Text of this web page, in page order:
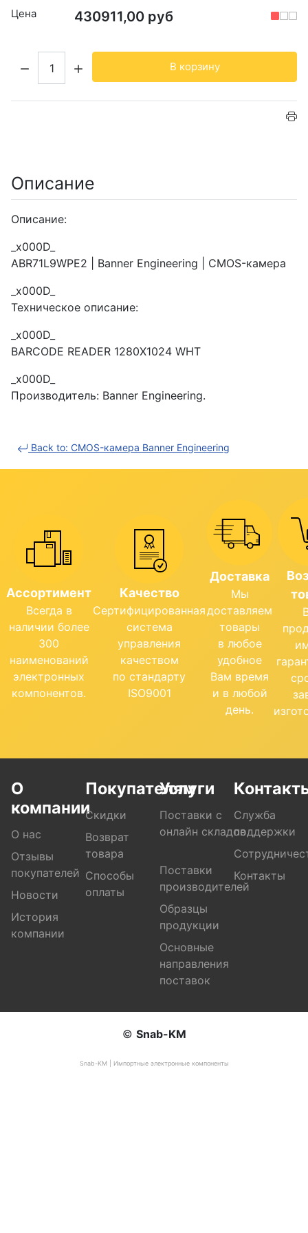
Цена 430911,00 руб
В корзину
Описание
Описание:
_x000D_
ABR71L9WPE2 | Banner Engineering | CMOS-камера
_x000D_
Техническое описание:
_x000D_
BARCODE READER 1280X1024 WHT
_x000D_
Производитель: Banner Engineering.
Back to: CMOS-камера Banner Engineering
Ассортимент
Всегда в
наличии более
300
наименований
электронных
компонентов.
Качество
Сертифицированная
система
управления
качеством
по стандарту
ISO9001
Доставка
Мы
доставляем
товары
в любое
удобное
Вам время
и в любой
день.
О
компании
О нас
Отзывы
покупателей
Новости
История
компании
Покупателям
Скидки
Возврат
товара
Способы
оплаты
Услуги
Поставки с
онлайн складов
Поставки
производителей
Образцы
продукции
Основные
направления
поставок
Служба
поддержки
Контакты
© Snab-KM
Snab-KM | Импортные электронные компоненты